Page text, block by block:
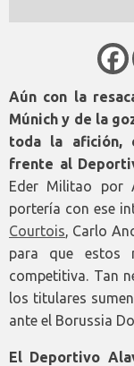
Aún con la
Múnich y de la
toda la afición,
frente al
Eder Militao por
portería con ese
Courtois , Carlo
para que estos
competitiva. Tan
los titulares
ante el Borussia
El Deportivo